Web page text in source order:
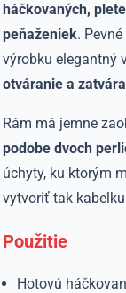
háčkovaných,
peňaženiek.
výrobku elegantný
otváranie a
Rám má jemne
podobe dvoch
úchyty, ku ktorým
vytvoriť tak
Použitie
Hotovú